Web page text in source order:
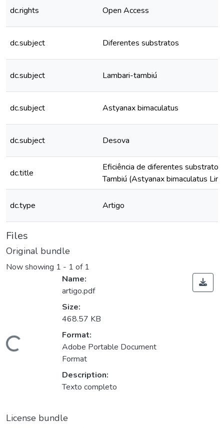
dc.rights Open Access
dc.subject Diferentes substratos
dc.subject Lambari-tambiú
dc.subject Astyanax bimaculatus
dc.subject Desova
dc.title
Eficiência de diferentes
Tambiú (Astyanax bimaculatus
dc.type Artigo
Files
Original bundle
Now showing 1 - 1 of 1
Name:
artigo.pdf
Size:
468.57 KB
Format:
Adobe Portable Document
Format
Description:
Texto completo
License bundle